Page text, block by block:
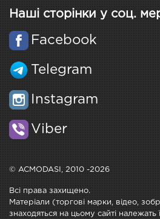
Наші сторінки у соц.
Facebook
Telegram
Instagram
Viber
© ACMODASI, 2010 -2026
Всі права захищено.
Матеріали (торгові марки, відео,
знаходяться на цьому сайті належать